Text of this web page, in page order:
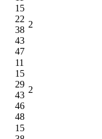
15
22
38
43
47
2
11
15
29
43
46
48
2
15